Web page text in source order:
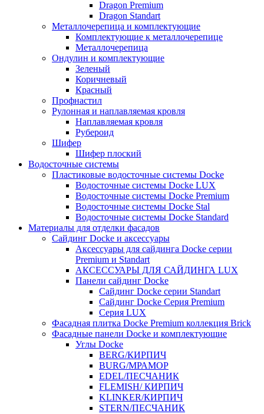
Dragon Premium
Dragon Standart
Металлочерепица и комплектующие
Комплектующие к металлочерепице
Металлочерепица
Ондулин и комплектующие
Зеленый
Коричневый
Красный
Профнастил
Рулонная и наплавляемая кровля
Наплавляемая кровля
Рубероид
Шифер
Шифер плоский
Водосточные системы
Пластиковые водосточные системы Docke
Водосточные системы Docke LUX
Водосточные системы Docke Premium
Водосточные системы Docke Stal
Водосточные системы Docke Standard
Материалы для отделки фасадов
Сайдинг Docke и аксессуары
Аксессуары для сайдинга Docke серии
Premium и Standart
АКСЕССУАРЫ ДЛЯ САЙДИНГА LUX
Панели сайдинг Docke
Cайдинг Docke серии Standart
Сайдинг Docke Серия Premium
Серия LUX
Фасадная плитка Docke Premium коллекция Brick
Фасадные панели Docke и комплектующие
Углы Docke
BERG/КИРПИЧ
BURG/МРАМОР
EDEL/ПЕСЧАНИК
FLEMISH/ КИРПИЧ
KLINKER/КИРПИЧ
STERN/ПЕСЧАНИК